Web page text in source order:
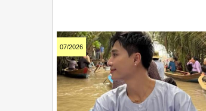
07/2026